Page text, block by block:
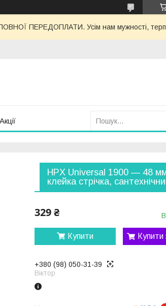
ПЕРЕДОПЛАТИ. Усім нам мужності,
Акції
HPX Universal 1900 — 48
клейка стрічка,
329 ₴
Купити Купити
+380 (98) 050-31-39
Віктор